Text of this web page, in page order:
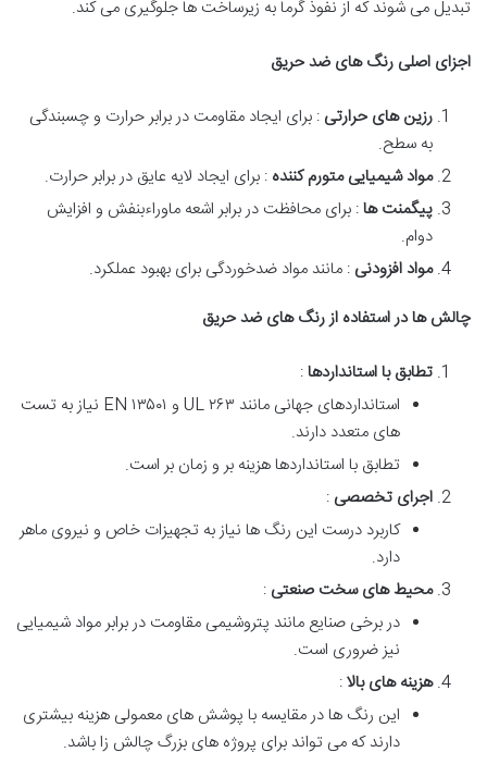
تبدیل می شوند که از نفوذ گرما به زیرساخت ها جلوگیری می کند.
اجزای اصلی رنگ های ضد حریق
رزین های حرارتی : برای ایجاد مقاومت در برابر حرارت و چسبندگی
به سطح.
مواد شیمیایی متورم کننده : برای ایجاد لایه عایق در برابر حرارت.
پیگمنت ها: برای محافظت در برابر اشعه ماوراءبنفش و افزایش
دوام.
مواد افزودنی : مانند مواد ضدخوردگی برای بهبود عملکرد.
چالش ها در استفاده از رنگ های ضد حریق
تطابق با استانداردها:
استانداردهای جهانی مانند UL ۲۶۳ و EN ۱۳۵۰۱ نیاز به تست
های متعدد دارند.
تطابق با استانداردها هزینه بر و زمان بر است.
اجرای تخصصی :
کاربرد درست این رنگ ها نیاز به تجهیزات خاص و نیروی ماهر
دارد.
محیط های سخت صنعتی :
در برخی صنایع مانند پتروشیمی مقاومت در برابر مواد شیمیایی
نیز ضروری است.
هزینه های بالا:
این رنگ ها در مقایسه با پوشش های معمولی هزینه بیشتری
دارند که می تواند برای پروژه های بزرگ چالش زا باشد.